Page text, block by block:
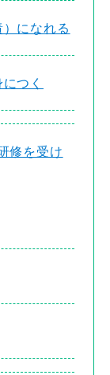
になれる
つく
修を受け